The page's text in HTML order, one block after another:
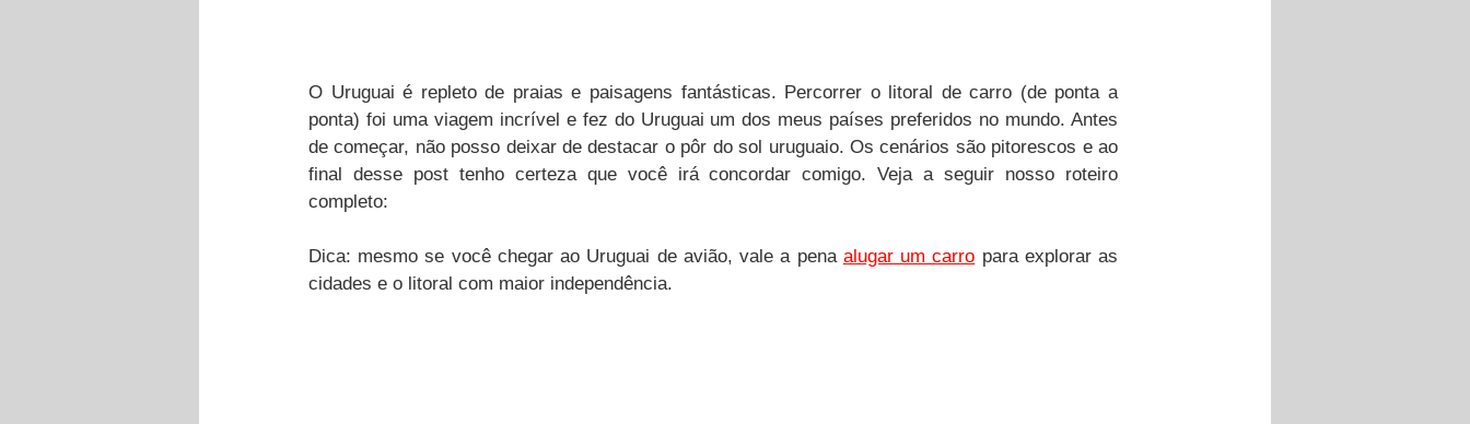
O Uruguai é repleto de praias e paisagens fantásticas. Percorrer o litoral de carro (de ponta a
ponta) foi uma viagem incrível e fez do Uruguai um dos meus países preferidos no mundo. Antes
de começar, não posso deixar de destacar o pôr do sol uruguaio. Os cenários são pitorescos e ao
final desse post tenho certeza que você irá concordar comigo. Veja a seguir nosso roteiro
completo:
Dica: mesmo se você chegar ao Uruguai de avião, vale a pena alugar um carro para explorar as
cidades e o litoral com maior independência.